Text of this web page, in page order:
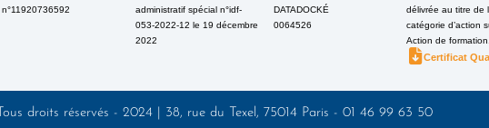
n°11920736592
administratif spécial n°idf-
053-2022-12 le 19 décembre
2022
DATADOCKÉ
0064526
délivrée au titre de
catégorie d’action
Action de formation.
Certificat
droits réservés - 2024 | 38, rue du Texel, 75014 Paris - 01 46 99 63 50